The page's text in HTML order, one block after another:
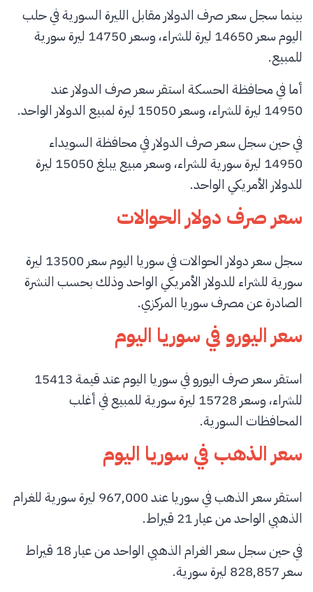
بينما سجل سعر صرف الدولار مقابل الليرة السورية في حلب
اليوم سعر 14650 ليرة للشراء، وسعر 14750 ليرة سورية
للمبيع.
أما في محافظة الحسكة استقر سعر صرف الدولار عند
14950 ليرة للشراء، وسعر 15050 ليرة لمبيع الدولار الواحد.
في حين سجل سعر صرف الدولار في محافظة السويداء
14950 ليرة سورية للشراء، وسعر مبيع يبلغ 15050 ليرة
للدولار الأمريكي الواحد.
سعر صرف دولار الحوالات
سجل سعر دولار الحوالات في سوريا اليوم سعر 13500 ليرة
سورية للشراء للدولار الأمريكي الواحد وذلك بحسب النشرة
الصادرة عن مصرف سوريا المركزي.
سعر اليورو في سوريا اليوم
استقر سعر صرف اليورو في سوريا اليوم عند قيمة 15413
للشراء، وسعر 15728 ليرة سورية للمبيع في أغلب
المحافظات السورية.
سعر الذهب في سوريا اليوم
استقر سعر الذهب في سوريا عند 967,000 ليرة سورية للغرام
الذهبي الواحد من عيار 21 قيراط.
في حين سجل سعر الغرام الذهبي الواحد من عيار 18 قيراط
سعر 828,857 ليرة سورية.